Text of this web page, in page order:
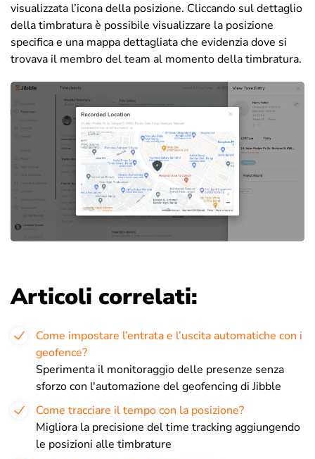
visualizzata l’icona della posizione. Cliccando sul dettaglio
della timbratura è possibile visualizzare la posizione
specifica e una mappa dettagliata che evidenzia dove si
trovava il membro del team al momento della timbratura.
Articoli correlati:
Come impostare l’entrata e l’uscita automatiche con i
geofence?
Sperimenta il monitoraggio delle presenze senza
sforzo con l'automazione del geofencing di Jibble
Come tracciare il tempo con la posizione?
Migliora la precisione del time tracking aggiungendo
le posizioni alle timbrature